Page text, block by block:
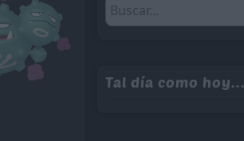
Tal día como hoy...